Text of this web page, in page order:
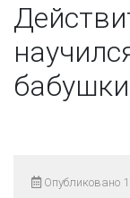
Опубликовано